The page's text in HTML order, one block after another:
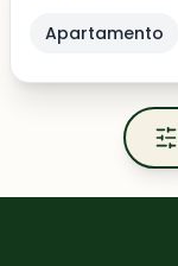
Apartamento